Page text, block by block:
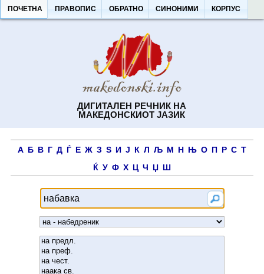
ДИГИТАЛЕН РЕЧНИК НА
МАКЕДОНСКИОТ ЈАЗИК
ПОЧЕТНА ПРАВОПИС ОБРАТНО СИНОНИМИ КОРПУС
А Б В Г Д Ѓ Е Ж З Ѕ И Ј К Л Љ М Н Њ О П Р С Т
Ќ У Ф Х Ц Ч Џ Ш